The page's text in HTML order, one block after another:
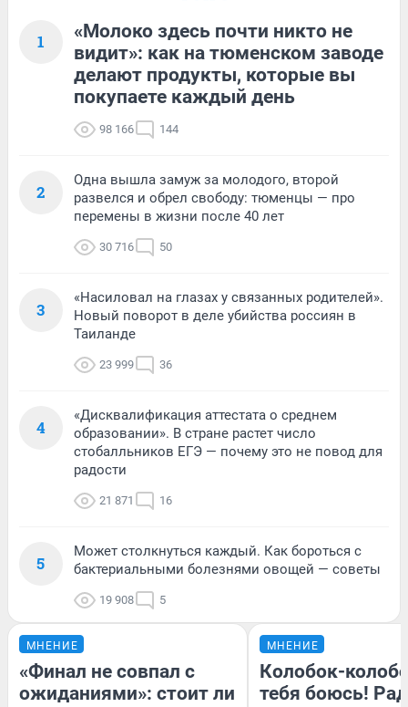
1
«Молоко здесь почти никто не
видит»: как на тюменском заводе
делают продукты, которые вы
покупаете каждый день
98 166 144
2
Одна вышла замуж за молодого, второй
развелся и обрел свободу: тюменцы — про
перемены в жизни после 40 лет
30 716 50
3
«Насиловал на глазах у связанных родителей».
Новый поворот в деле убийства россиян в
Таиланде
23 999 36
4
«Дисквалификация аттестата о среднем
образовании». В стране растет число
стобалльников ЕГЭ — почему это не повод для
радости
21 871 16
5
Может столкнуться каждый. Как бороться с
бактериальными болезнями овощей — советы
19 908 5
МНЕНИЕ
«Финал не совпал с
ожиданиями»: стоит ли
МНЕНИЕ
Колобок-
тебя боюсь!